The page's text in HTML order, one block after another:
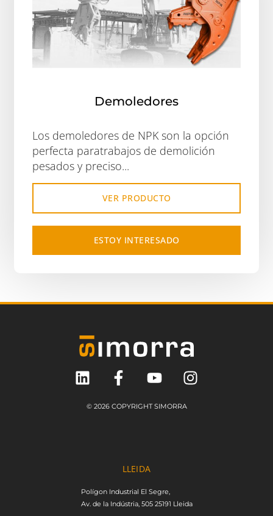
Demoledores
Los demoledores de NPK son la opción
perfecta paratrabajos de demolición
pesados y preciso...
VER PRODUCTO
ESTOY INTERESADO
© 2026 COPYRIGHT SIMORRA
LLEIDA
Polígon Industrial El Segre,
Av. de la Indústria, 505 25191 Lleida